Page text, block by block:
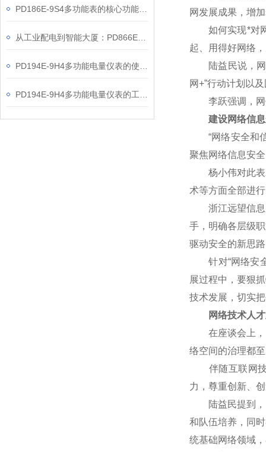
网发展成果，增
如何实现*对网
起、用得好网络
陆益民说，网
网+”行动计划以
李跃强调，网
建设网络信息
“网络安全和信
聚焦网络信息安
杨小伟对此表示
术等方面全部进
浙江远望信息股
手，明确各层级
驱动安全的新思
针对“网络安全
展过程中，要狠
技术发展，切实
网络技术人才
在座谈会上，网
络空间的治理都
伴随互联网技
力，尊重创新、
陆益民提到，
和队伍培养，同
统基础网络领域